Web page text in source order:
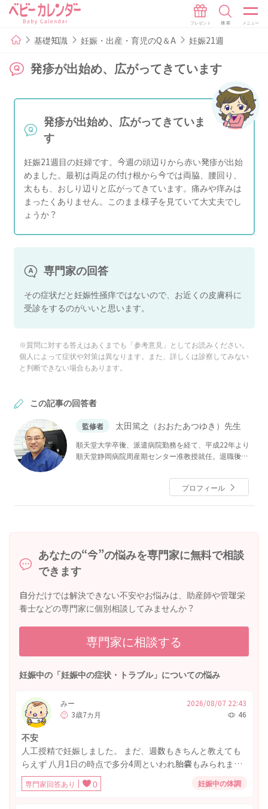
基礎知識 妊娠・出産・育児のQ＆A 妊娠21週
発疹が出始め、広がってきています
発疹が出始め、広がってきていま
す
妊娠21週目の妊婦です。今週の頭辺りから赤い発疹が出始
めました。最初は両足の付け根から今では両脇、腰回り、
太もも、おしり辺りと広がってきています。痛みや痒みは
まったくありません。このまま様子を見ていて大丈夫でし
ょうか？
専門家の回答
その症状だと妊娠性掻痒ではないので、お近くの皮膚科に
受診をするのがいいと思います。
※質問に対する答えはあくまでも「参考意見」としてお読みください。
個人によって症状や対策は異なります。また、詳しくは診察してみない
と判断できない場合もあります。
この記事の回答者
監修者 太田篤之（おおたあつゆき）先生
順天堂大学卒後、派遣病院勤務を経て、平成22年より
順天堂静岡病院周産期センター准教授就任。退職後、
ディースクリニック」院長に就任し現在に至る。
プロフィール
あなたの“今”の悩みを専門家に無料で相談
できます
自分だけでは解決できない不安やお悩みは、助産師や管理栄
養士などの専門家に個別相談してみませんか？
専門家に相談する
妊娠中の「妊娠中の症状・トラブル」についての悩み
みー
3歳7カ月
2026/08/07 22:43
46
不安
人工授精で妊娠しました。 まだ、週数もきちんと教えても
らえず 八月1日の時点で多分4周といわれ胎嚢もみられまし
た。 7日に受診したところ胎嚢しかまだみえず11.5の大きさ
しかなく、小さいといわれ次が勝負だといわれ とても不安
専門家回答あり 0 妊娠中の体調